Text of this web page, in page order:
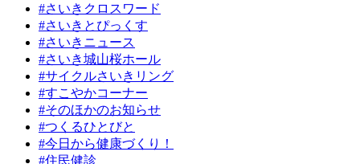
#さいきクロスワード
#さいきとぴっくす
#さいきニュース
#さいき城山桜ホール
#サイクルさいきリング
#すこやかコーナー
#そのほかのお知らせ
#つくるひとびと
#今日から健康づくり！
#住民健診